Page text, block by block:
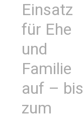
Einsatz
für Ehe
und
Familie
auf – bis
zum